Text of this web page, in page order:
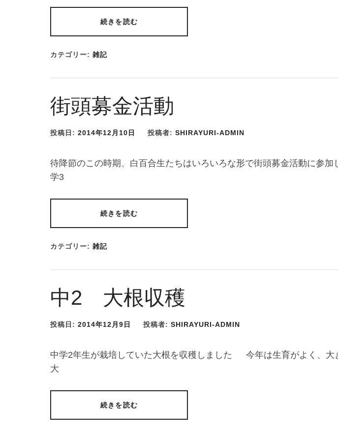
続きを読む
カテゴリー: 雑記
街頭募金活動
投稿日: 2014年12月10日 投稿者: SHIRAYURI-ADMIN
待降節のこの時期、白百合生たちはいろいろな形で街頭募金活動に参加
学3
続きを読む
カテゴリー: 雑記
中2 大根収穫
投稿日: 2014年12月9日 投稿者: SHIRAYURI-ADMIN
中学2年生が栽培していた大根を収穫しました 今年は生育がよく、大
大
続きを読む